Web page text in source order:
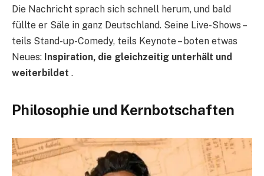
Die Nachricht sprach sich schnell herum, und bald
füllte er Säle in ganz Deutschland. Seine Live-Shows –
teils Stand-up-Comedy, teils Keynote – boten etwas
Neues: Inspiration, die gleichzeitig unterhält und
weiterbildet .
Philosophie und Kernbotschaften